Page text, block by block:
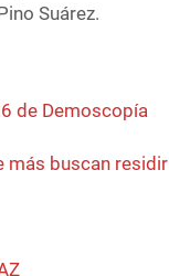
Suárez.
de Demoscopía
más buscan residir